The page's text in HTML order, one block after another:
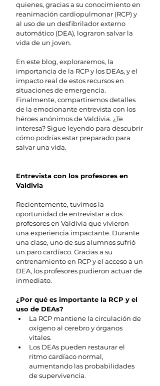
quienes, gracias a su conocimiento en
reanimación cardiopulmonar (RCP) y
al uso de un desfibrilador externo
automático (DEA), lograron salvar la
vida de un joven.
En este blog, exploraremos, la
importancia de la RCP y los DEAs, y el
impacto real de estos recursos en
situaciones de emergencia.
Finalmente, compartiremos detalles
de la emocionante entrevista con los
héroes anónimos de Valdivia. ¿Te
interesa? Sigue leyendo para descubrir
cómo podrías estar preparado para
salvar una vida.
Entrevista con los profesores en
Valdivia
Recientemente, tuvimos la
oportunidad de entrevistar a dos
profesores en Valdivia que vivieron
una experiencia impactante. Durante
una clase, uno de sus alumnos sufrió
un paro cardíaco. Gracias a su
entrenamiento en RCP y el acceso a un
DEA, los profesores pudieron actuar de
inmediato.
¿Por qué es importante la RCP y el
uso de DEAs?
La RCP mantiene la circulación de
oxígeno al cerebro y órganos
vitales.
Los DEAs pueden restaurar el
ritmo cardíaco normal,
aumentando las probabilidades
de supervivencia.